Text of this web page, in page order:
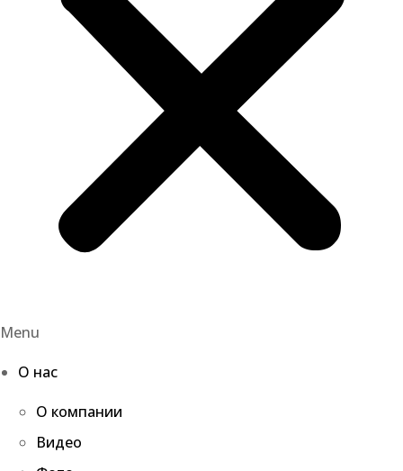
Menu
О нас
О компании
Видео